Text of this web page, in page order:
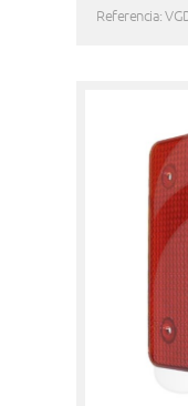
Referencia: